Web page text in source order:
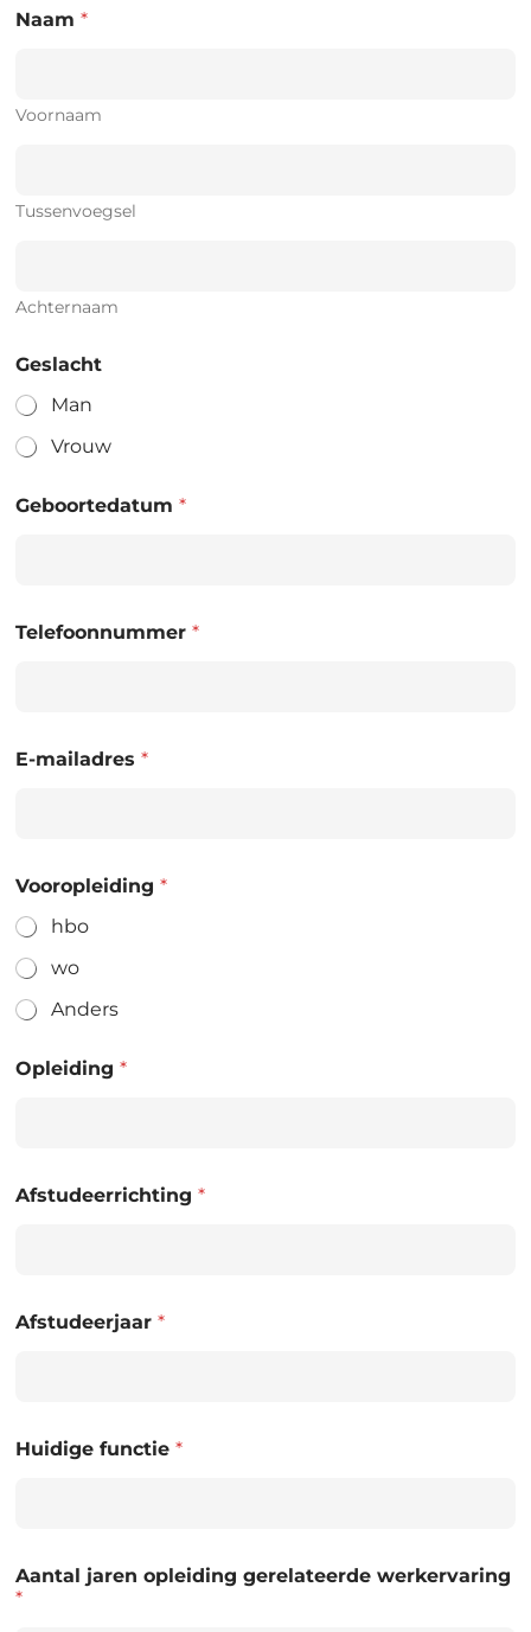
Naam *
Voornaam
Tussenvoegsel
Achternaam
Geslacht
Man
Vrouw
Geboortedatum *
Telefoonnummer *
E-mailadres *
Vooropleiding *
hbo
wo
Anders
Opleiding *
Afstudeerrichting *
Afstudeerjaar *
Huidige functie *
Aantal jaren opleiding gerelateerde werkervaring
*